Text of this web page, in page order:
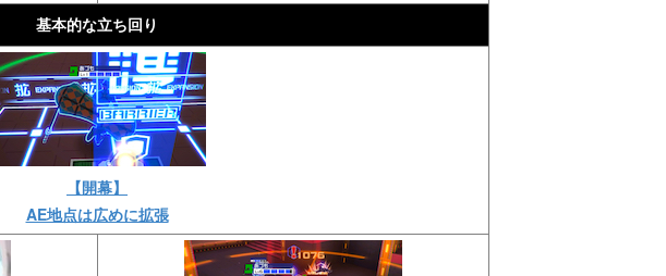
基本的な立ち回り
【開幕】
AE地点は広めに拡張